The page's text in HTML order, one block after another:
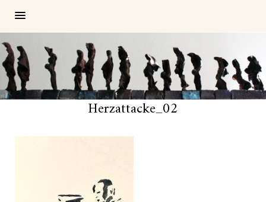
Herzattacke_02